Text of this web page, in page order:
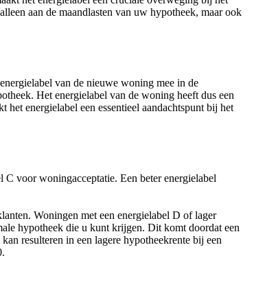
aan de maandlasten van uw hypotheek, maar ook
van de nieuwe woning mee in de
Het energielabel van de woning heeft dus een
energielabel een essentieel aandachtspunt bij het
voor woningacceptatie. Een beter energielabel
Woningen met een energielabel D of lager
hypotheek die u kunt krijgen. Dit komt doordat een
resulteren in een lagere hypotheekrente bij een